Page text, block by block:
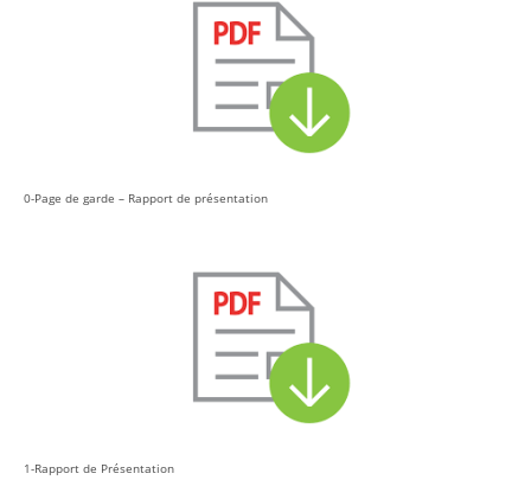
0-Page de garde – Rapport de présentation
1-Rapport de Présentation